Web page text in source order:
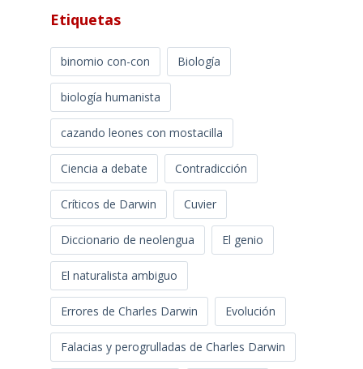
Etiquetas
binomio con-con Biología
biología humanista
cazando leones con mostacilla
Ciencia a debate Contradicción
Críticos de Darwin Cuvier
Diccionario de neolengua El genio
El naturalista ambiguo
Errores de Charles Darwin Evolución
Falacias y perogrulladas de Charles Darwin